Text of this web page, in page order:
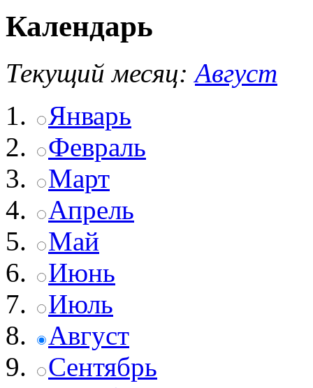
Календарь
Текущий месяц: Август
Январь
Февраль
Март
Апрель
Май
Июнь
Июль
Август
Сентябрь